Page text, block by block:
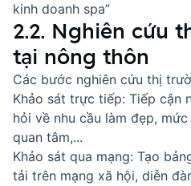
kinh doanh spa”
2.2. Nghiên cứu
tại nông thôn
Các bước nghiên cứu thị
Khảo sát trực tiếp: Tiếp cận
hỏi về nhu cầu làm đẹp,
quan tâm,...
Khảo sát qua mạng: Tạo
tải trên mạng xã hội, diễn